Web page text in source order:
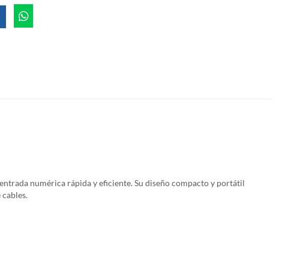
numérica rápida y eficiente. Su diseño compacto y portátil